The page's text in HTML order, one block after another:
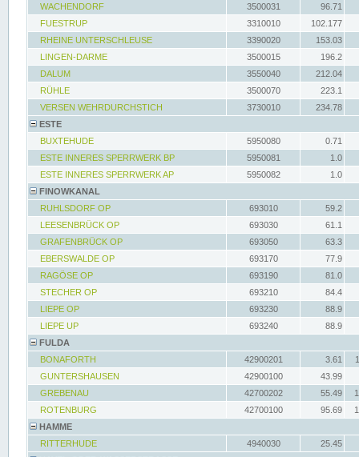
WACHENDORF
3500031
96.71
FUESTRUP
3310010
102.177
RHEINE UNTERSCHLEUSE
3390020
153.03
LINGEN-DARME
3500015
196.2
DALUM
3550040
212.04
RÜHLE
3500070
223.1
VERSEN WEHRDURCHSTICH
3730010
234.78
ESTE
BUXTEHUDE
5950080
0.71
ESTE INNERES SPERRWERK BP
5950081
1.0
ESTE INNERES SPERRWERK AP
5950082
1.0
FINOWKANAL
RUHLSDORF OP
693010
59.2
LEESENBRÜCK OP
693030
61.1
GRAFENBRÜCK OP
693050
63.3
EBERSWALDE OP
693170
77.9
RAGÖSE OP
693190
81.0
STECHER OP
693210
84.4
LIEPE OP
693230
88.9
LIEPE UP
693240
88.9
FULDA
BONAFORTH
42900201 3.61
GUNTERSHAUSEN
42900100
43.99
GREBENAU
42700202 55.49
ROTENBURG
42700100 95.69
HAMME
RITTERHUDE
4940030
25.45